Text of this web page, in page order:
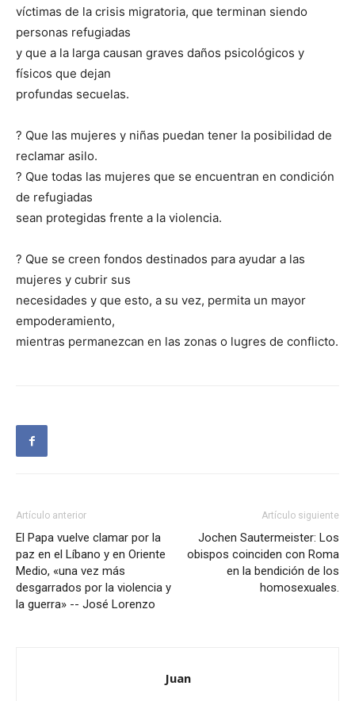
víctimas de la crisis migratoria, que terminan siendo
personas refugiadas
y que a la larga causan graves daños psicológicos y
físicos que dejan
profundas secuelas.
? Que las mujeres y niñas puedan tener la posibilidad de
reclamar asilo.
? Que todas las mujeres que se encuentran en condición
de refugiadas
sean protegidas frente a la violencia.
? Que se creen fondos destinados para ayudar a las
mujeres y cubrir sus
necesidades y que esto, a su vez, permita un mayor
empoderamiento,
mientras permanezcan en las zonas o lugres de conflicto.
Artículo anterior
El Papa vuelve clamar por la
paz en el Líbano y en Oriente
Medio, «una vez más
desgarrados por la violencia y
la guerra» -- José Lorenzo
Artículo siguiente
Jochen Sautermeister: Los
obispos coinciden con Roma
en la bendición de los
homosexuales.
Juan